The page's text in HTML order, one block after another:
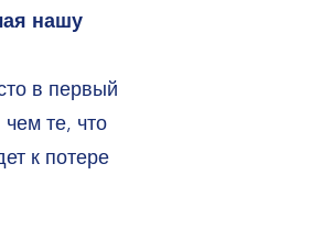
нашу
в первый
те, что
к потере